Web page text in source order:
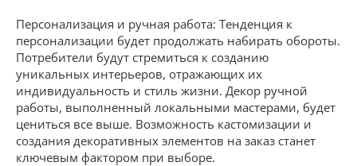
Персонализация и ручная работа: Тенденция к
персонализации будет продолжать набирать обороты.
Потребители будут стремиться к созданию
уникальных интерьеров, отражающих их
индивидуальность и стиль жизни. Декор ручной
работы, выполненный локальными мастерами, будет
цениться все выше. Возможность кастомизации и
создания декоративных элементов на заказ станет
ключевым фактором при выборе.